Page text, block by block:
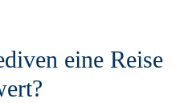
eine Reise